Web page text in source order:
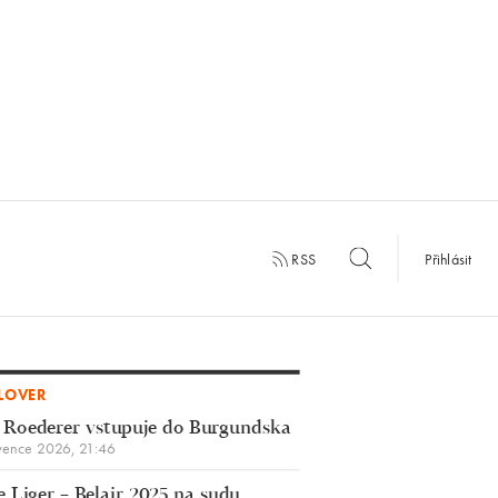
RSS Přihlásit
vstupuje do Burgundska
2026, 21:46